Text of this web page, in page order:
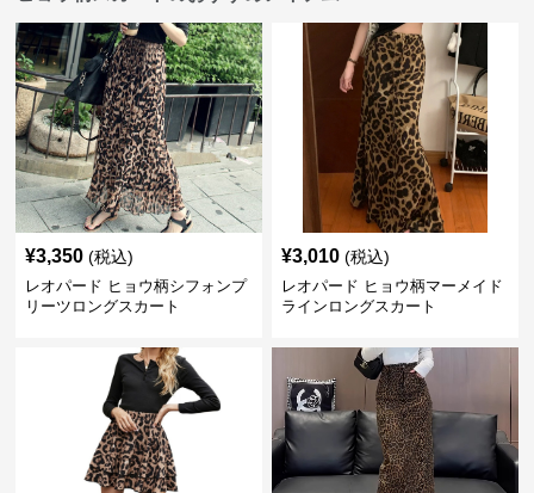
¥3,350 (税込)
レオパード ヒョウ柄シフォンプ
リーツロングスカート
¥3,010 (税込)
レオパード ヒョウ柄マーメイド
ラインロングスカート